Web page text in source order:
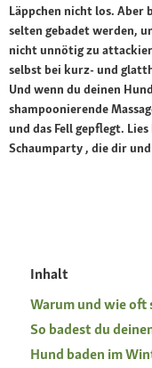
Läppchen nicht los.
selten gebadet werden,
nicht unnötig zu
selbst bei kurz- und
Und wenn du deinen
shampoonierende
und das Fell gepflegt.
Schaumparty , die dir
Inhalt
Warum und wie oft
So badest du
Hund baden im